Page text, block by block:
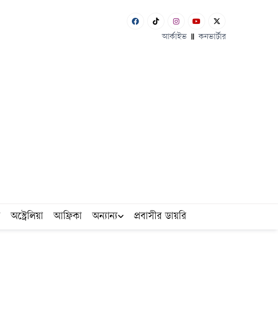
আর্কাইভ কনভার্টার
অস্ট্রেলিয়া আফ্রিকা অন্যান্য প্রবাসীর ডায়রি